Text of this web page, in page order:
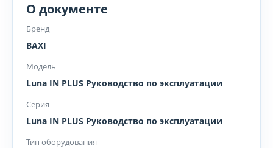
О документе
Бренд
BAXI
Модель
Luna IN PLUS Руководство по эксплуатации
Серия
Luna IN PLUS Руководство по эксплуатации
Тип оборудования